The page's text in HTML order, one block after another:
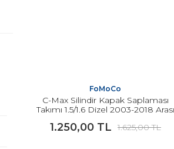
FoMoCo
C-Max Silindir Kapak Saplaması
Takımı 1.5/1.6 Dizel 2003-2018 Arası
1.250,00 TL 1.625,00 TL